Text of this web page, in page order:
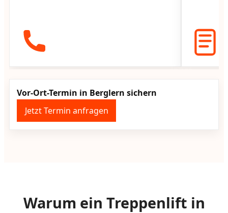
Vor-Ort-Termin in Berglern sichern
Jetzt Termin anfragen
Warum ein Treppenlift in